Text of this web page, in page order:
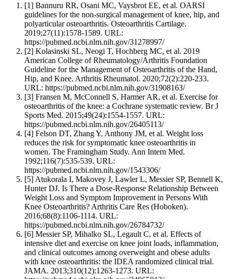
[1] Bannuru RR, Osani MC, Vaysbrot EE, et al. OARSI
guidelines for the non-surgical management of knee, hip, and
polyarticular osteoarthritis. Osteoarthritis Cartilage.
2019;27(11):1578-1589. URL:
https://pubmed.ncbi.nlm.nih.gov/31278997/
[2] Kolasinski SL, Neogi T, Hochberg MC, et al. 2019
American College of Rheumatology/Arthritis Foundation
Guideline for the Management of Osteoarthritis of the Hand,
Hip, and Knee. Arthritis Rheumatol. 2020;72(2):220-233.
URL: https://pubmed.ncbi.nlm.nih.gov/31908163/
[3] Fransen M, McConnell S, Harmer AR, et al. Exercise for
osteoarthritis of the knee: a Cochrane systematic review. Br J
Sports Med. 2015;49(24):1554-1557. URL:
https://pubmed.ncbi.nlm.nih.gov/26405113/
[4] Felson DT, Zhang Y, Anthony JM, et al. Weight loss
reduces the risk for symptomatic knee osteoarthritis in
women. The Framingham Study. Ann Intern Med.
1992;116(7):535-539. URL:
https://pubmed.ncbi.nlm.nih.gov/1543306/
[5] Atukorala I, Makovey J, Lawler L, Messier SP, Bennell K,
Hunter DJ. Is There a Dose-Response Relationship Between
Weight Loss and Symptom Improvement in Persons With
Knee Osteoarthritis? Arthritis Care Res (Hoboken).
2016;68(8):1106-1114. URL:
https://pubmed.ncbi.nlm.nih.gov/26784732/
[6] Messier SP, Mihalko SL, Legault C, et al. Effects of
intensive diet and exercise on knee joint loads, inflammation,
and clinical outcomes among overweight and obese adults
with knee osteoarthritis: the IDEA randomized clinical trial.
JAMA. 2013;310(12):1263-1273. URL: